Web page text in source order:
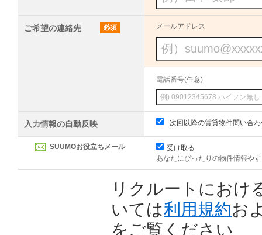
ご希望の連絡先 必須 メールアドレス
電話番号(任意)
入力情報の自動反映 次回以降の賃貸物件問い合
SUUMOお役立ちメール
受け取る
あなたにぴったりの物件情報や
リクルートにおけ
いては利用規約お
をご覧ください